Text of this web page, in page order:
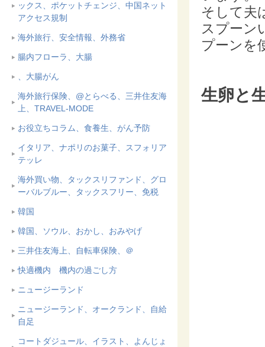
ックス、ポケットチェンジ、中国ネット
アクセス規制
海外旅行、安全情報、外務省
腸内フローラ、大腸
、大腸がん
海外旅行保険、@とらべる、三井住友海
上、TRAVEL-MODE
お役立ちコラム、食養生、がん予防
イタリア、ナポリのお菓子、スフォリア
テッレ
海外買い物、タックスリファンド、グロ
ーバルブルー、タックスフリー、免税
韓国
韓国、ソウル、おかし、おみやげ
三井住友海上、自転車保険、＠
快適機内 機内の過ごし方
ニュージーランド
ニュージーランド、オークランド、自給
自足
コートダジュール、イラスト、よんじょ
そして夫
スプーン
プーンを
生卵と